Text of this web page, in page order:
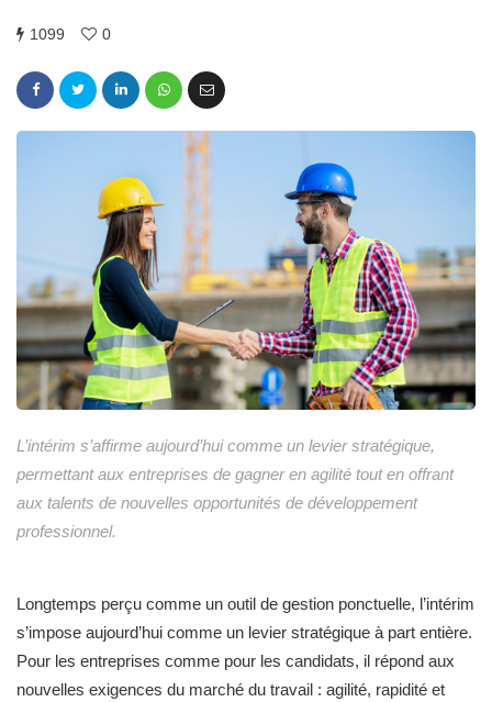
1099 0
L’intérim s’affirme aujourd’hui comme un levier stratégique,
permettant aux entreprises de gagner en agilité tout en offrant
aux talents de nouvelles opportunités de développement
professionnel.
Longtemps perçu comme un outil de gestion ponctuelle, l’intérim
s’impose aujourd’hui comme un levier stratégique à part entière.
Pour les entreprises comme pour les candidats, il répond aux
nouvelles exigences du marché du travail : agilité, rapidité et